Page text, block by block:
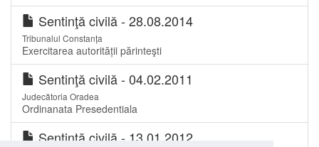
Sentinţă civilă - 28.08.2014
Tribunalul Constanța
Exercitarea autorității părinteşti
Sentinţă civilă - 04.02.2011
Judecătoria Oradea
Ordinanata Presedentiala
Sentinţă civilă - 13.01.2012